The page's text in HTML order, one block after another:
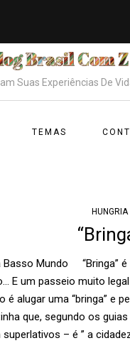
Suas Experiências De
TEMAS
HUNGRIA
Basso Mundo “Bringa” é
E um passeio muito
é alugar uma “bringa” e
que, segundo os
– é ” a